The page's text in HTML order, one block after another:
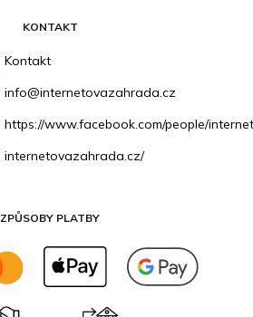
KONTAKT
Kontakt
info@internetovazahrada.cz
https://www.facebook.com/people/
internetovazahrada.cz/
ZPŮSOBY PLATBY